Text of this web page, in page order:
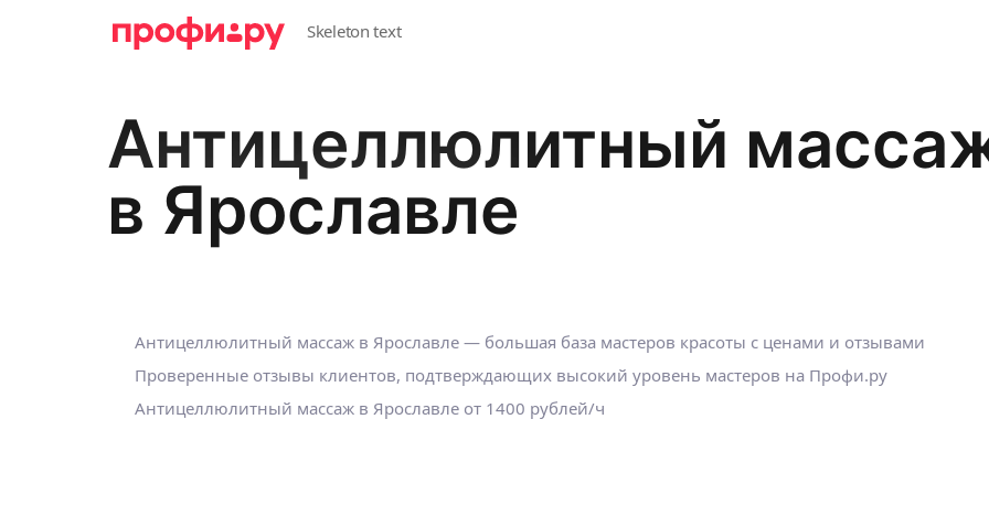
Антицеллюлитный
в Ярославле
Антицеллюлитный массаж в Ярославле — большая база мастеров красоты с ценами и отзывами
Проверенные отзывы клиентов, подтверждающих высокий уровень мастеров на Профи.ру
Антицеллюлитный массаж в Ярославле от 1400 рублей/ч